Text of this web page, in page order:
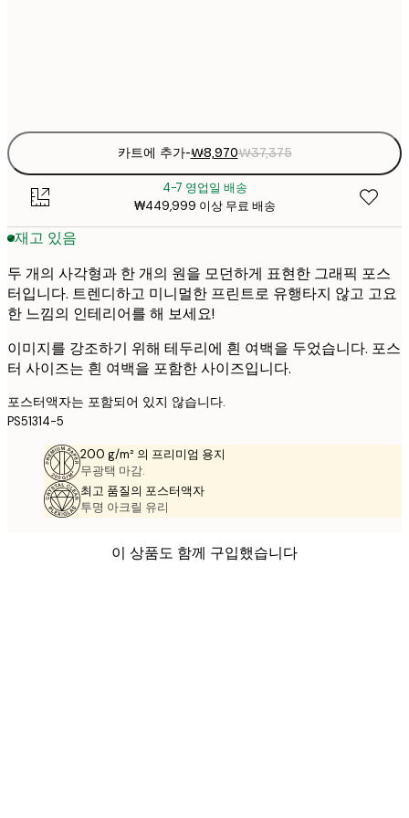
카트에 추가-₩8,970₩37,375
4-7 영업일 배송
₩449,999 이상 무료 배송
재고 있음
두 개의 사각형과 한 개의 원을 모던하게 표현한 그래픽 포스
터입니다. 트렌디하고 미니멀한 프린트로 유행타지 않고 고요
한 느낌의 인테리어를 해 보세요!
이미지를 강조하기 위해 테두리에 흰 여백을 두었습니다. 포스
터 사이즈는 흰 여백을 포함한 사이즈입니다.
포스터액자는 포함되어 있지 않습니다.
PS51314-5
200 g/m² 의 프리미엄 용지
무광택 마감.
최고 품질의 포스터액자
투명 아크릴 유리
이 상품도 함께 구입했습니다